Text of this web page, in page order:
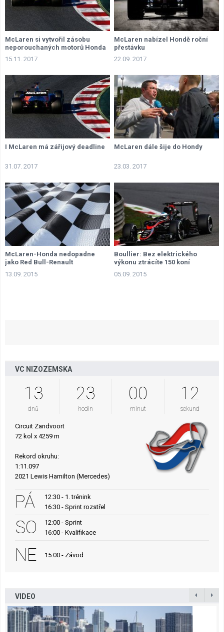
McLaren si vytvořil zásobu
neporouchaných motorů Honda
15.11. 2017
McLaren nabízel Hondě roční
přestávku
22.09. 2017
I McLaren má zářijový deadline
31.07. 2017
McLaren dále šije do Hondy
23.03. 2017
McLaren-Honda nedopadne
jako Red Bull-Renault
13.09. 2015
Boullier: Bez elektrického
výkonu ztrácíte 150 koní
05.09. 2015
VC NIZOZEMSKA
13
dnů
23
hodin
00
minut
11
sekund
Circuit Zandvoort
72 kol x 4259 m
Rekord okruhu:
1:11.097
2021 Lewis Hamilton (Mercedes)
PÁ
12:30 - 1. trénink
16:30 - Sprint rozstřel
SO
12:00 - Sprint
16:00 - Kvalifikace
NE 15:00 - Závod
VIDEO